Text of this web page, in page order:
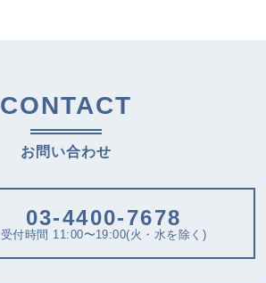
CONTACT
お問い合わせ
03-4400-7678
受付時間 11:00〜19:00(火・水を除く)